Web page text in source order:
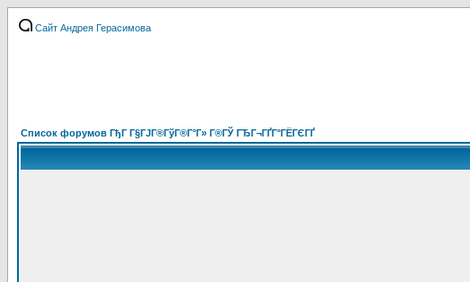
Сайт Андрея Герасимова
Список форумов ГђГ Г§ГЈГ®ГўГ®Г°Г» Г®ГЎ ГЂГ¬ГҐГ°ГЁГЄГҐ